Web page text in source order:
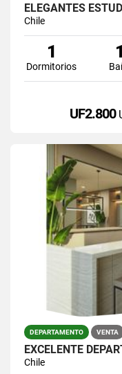
ELEGANTES
Chile
1
Dormitorios
1
UF2.800
DEPARTAMENTO VENTA
EXCELENTE
Chile